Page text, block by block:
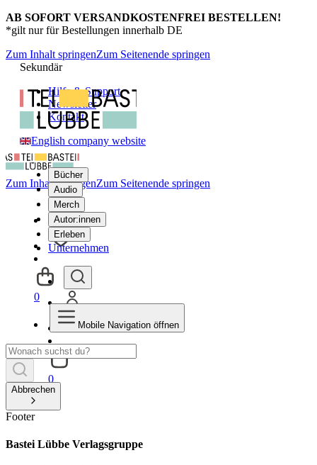
AB SOFORT VERSANDKOSTENFREI BESTELLEN!
*gilt nur für Bestellungen innerhalb DE
Zum Inhalt springenZum Seitenende springen
Sekundär
Hilfe & Support
Newsletter
Kontakt
English company website
Bücher
Audio
Merch
Autor:innen
Erleben
Unternehmen
0
Zum Inhalt springenZum Seitenende springen
0
Mobile Navigation öffnen
Abbrechen
Footer
Bastei Lübbe Verlagsgruppe